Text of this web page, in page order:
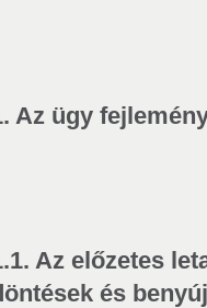
Az ügy
Az előzetes
és